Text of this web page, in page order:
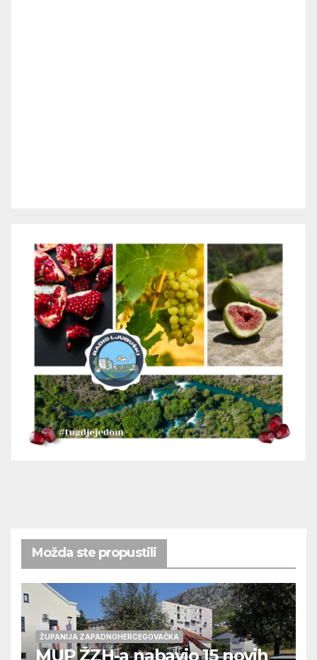
Možda ste propustili
ŽUPANIJA ZAPADNOHERCEGOVAČKA
MUP ŽZH-a nabavio 15 novih